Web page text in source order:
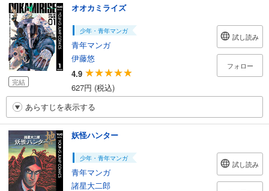
完結
オオカミライズ
少年・青年マンガ
青年マンガ
伊藤悠
4.9
627円 (税込)
試し読み
フォロー
あらすじを表示する
妖怪ハンター
少年・青年マンガ
青年マンガ
諸星大二郎
試し読み